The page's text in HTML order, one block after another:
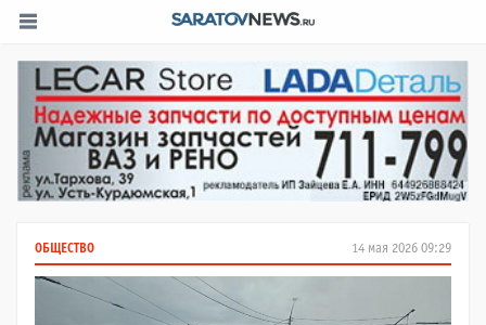
14 мая 2026 09:29
ОБЩЕСТВО